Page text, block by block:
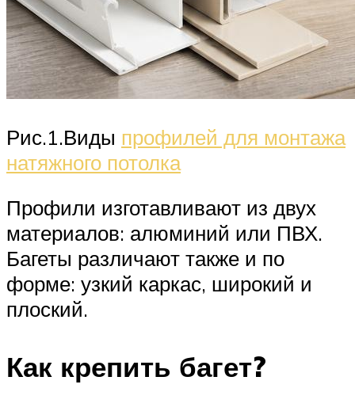
Рис.1.Виды профилей для монтажа
натяжного потолка
Профили изготавливают из двух
материалов: алюминий или ПВХ.
Багеты различают также и по
форме: узкий каркас, широкий и
плоский.
Как крепить багет?